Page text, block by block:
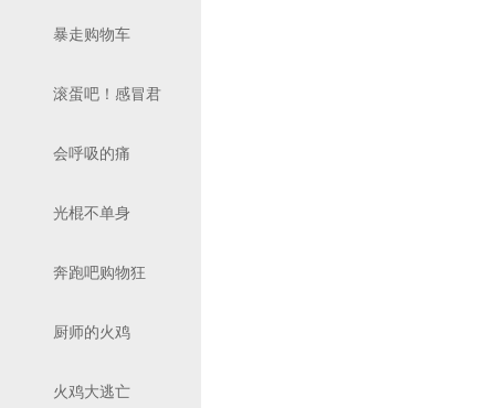
暴走购物车
滚蛋吧！感冒君
会呼吸的痛
光棍不单身
奔跑吧购物狂
厨师的火鸡
火鸡大逃亡